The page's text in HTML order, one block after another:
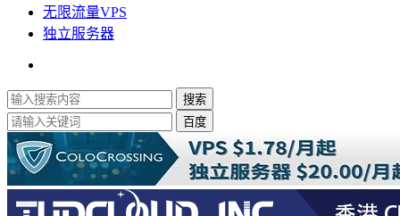
无限流量VPS
独立服务器